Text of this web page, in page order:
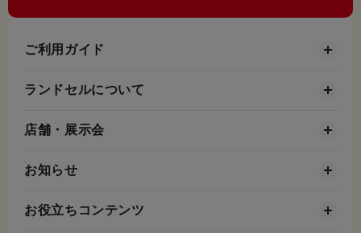
ご利用ガイド
ランドセルについて
店舗・展示会
お知らせ
お役立ちコンテンツ